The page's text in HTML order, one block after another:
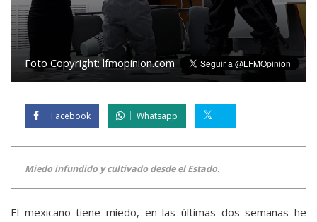
Foto Copyright: lfmopinion.com
Facebook Whatsapp
Miedo infundido y cultivado desde el Estado.
El mexicano tiene miedo, en las últimas dos semanas he